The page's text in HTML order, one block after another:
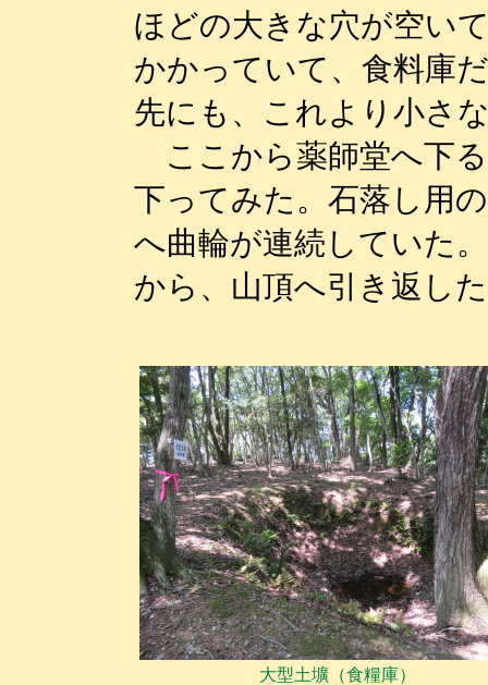
ほどの大きな穴が空い
かかっていて、食料庫
先にも、これより小さ
ここから薬師堂へ下
下ってみた。石落し用
へ曲輪が連続していた
から、山頂へ引き返し
大型土壙（食糧庫）